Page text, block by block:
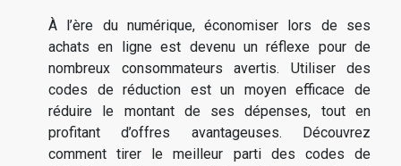
À l’ère du numérique, économiser lors de ses
achats en ligne est devenu un réflexe pour de
nombreux consommateurs avertis. Utiliser des
codes de réduction est un moyen efficace de
réduire le montant de ses dépenses, tout en
profitant d’offres avantageuses. Découvrez
comment tirer le meilleur parti des codes de